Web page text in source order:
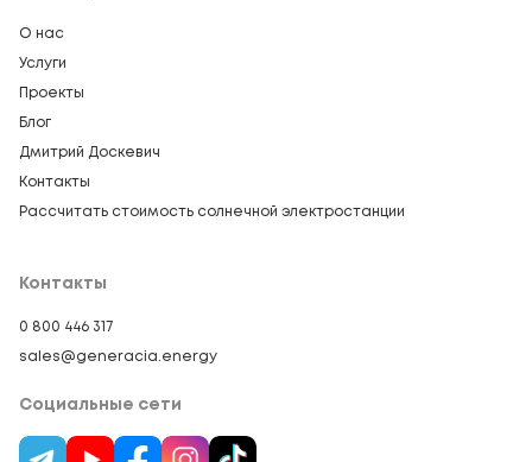
О нас
Услуги
Проекты
Блог
Дмитрий Доскевич
Контакты
Рассчитать стоимость солнечной электростанции
Контакты
0 800 446 317
sales@generacia.energy
Социальные сети